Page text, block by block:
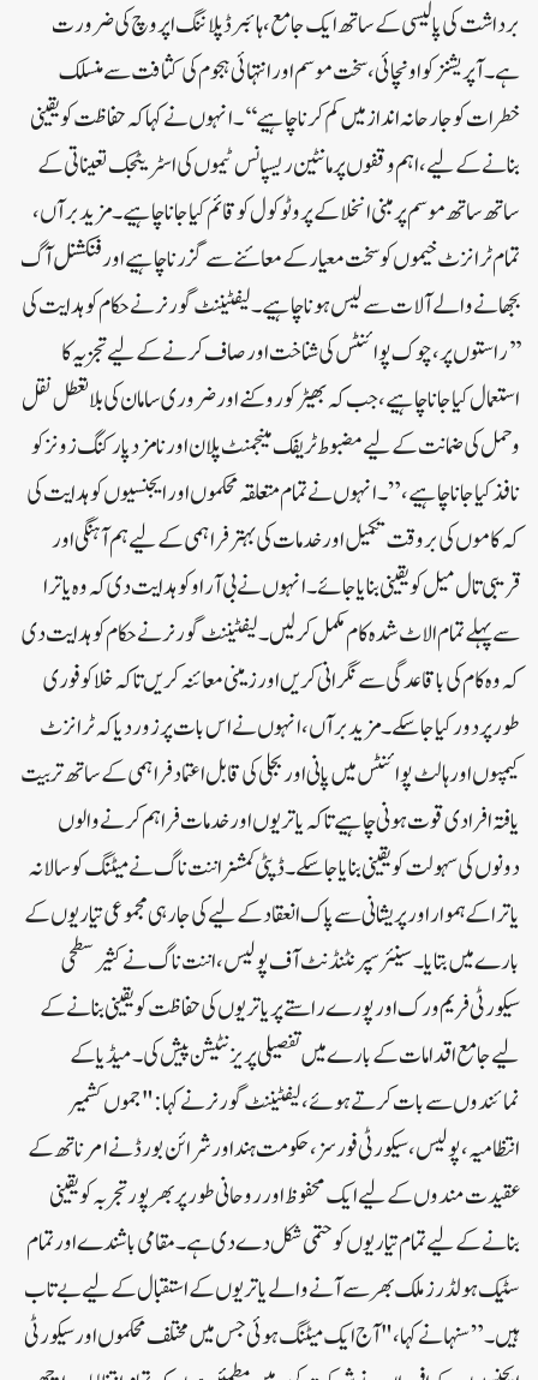
برداشت کی پالیسی کے ساتھ ایک جامع، ہائبرڈ پلاننگ اپروچ کی ضرورت
ہے۔ آپریشنز کو اونچائی، سخت موسم اور انتہائی ہجوم کی کثافت سے منسلک
خطرات کو جارحانہ انداز میں کم کرنا چاہیے‘‘۔انہوں نے کہا کہ حفاظت کو یقینی
بنانے کے لیے، اہم وقفوں پر مانٹین ریسپانس ٹیموں کی اسٹریٹجک تعیناتی کے
ساتھ ساتھ موسم پر مبنی انخلا کے پروٹوکول کو قائم کیا جانا چاہیے۔ مزید برآں،
تمام ٹرانزٹ خیموں کو سخت معیار کے معائنے سے گزرنا چاہیے اور فنکشنل آگ
بجھانے والے آلات سے لیس ہونا چاہیے۔لیفٹیننٹ گورنر نے حکام کو ہدایت کی
’’ راستوں پر، چوک پوائنٹس کی شناخت اور صاف کرنے کے لیے تجزیہ کا
استعمال کیا جانا چاہیے، جب کہ بھیڑ کو روکنے اور ضروری سامان کی بلاتعطل نقل
و حمل کی ضمانت کے لیے مضبوط ٹریفک مینجمنٹ پلان اور نامزد پارکنگ زونز کو
نافذ کیا جانا چاہیے،” ۔انہوں نے تمام متعلقہ محکموں اور ایجنسیوں کو ہدایت کی
کہ کاموں کی بروقت تکمیل اور خدمات کی بہتر فراہمی کے لیے ہم آہنگی اور
قریبی تال میل کو یقینی بنایا جائے۔ انہوں نے بی آر او کو ہدایت دی کہ وہ یاترا
سے پہلے تمام الاٹ شدہ کام مکمل کر لیں۔لیفٹیننٹ گورنر نے حکام کو ہدایت دی
کہ وہ کام کی باقاعدگی سے نگرانی کریں اور زمینی معائنہ کریں تاکہ خلا کو فوری
طور پر دور کیا جا سکے۔ مزید برآں، انہوں نے اس بات پر زور دیا کہ ٹرانزٹ
کیمپوں اور ہالٹ پوائنٹس میں پانی اور بجلی کی قابل اعتماد فراہمی کے ساتھ تربیت
یافتہ افرادی قوت ہونی چاہیے تاکہ یاتریوں اور خدمات فراہم کرنے والوں
دونوں کی سہولت کو یقینی بنایا جا سکے۔ڈپٹی کمشنر اننت ناگ نے میٹنگ کو سالانہ
یاترا کے ہموار اور پریشانی سے پاک انعقاد کے لیے کی جا رہی مجموعی تیاریوں کے
بارے میں بتایا۔سینئر سپرنٹنڈنٹ آف پولیس ، اننت ناگ نے کثیر سطحی
سیکورٹی فریم ورک اور پورے راستے پر یاتریوں کی حفاظت کو یقینی بنانے کے
لیے جامع اقدامات کے بارے میں تفصیلی پریزنٹیشن پیش کی۔میڈیا کے
نمائندوں سے بات کرتے ہوئے، لیفٹیننٹ گورنر نے کہا: "جموں کشمیر
انتظامیہ، پولیس، سیکورٹی فورسز، حکومت ہند اور شرائن بورڈ نے امرناتھ کے
عقیدت مندوں کے لیے ایک محفوظ اور روحانی طور پر بھرپور تجربہ کو یقینی
بنانے کے لیے تمام تیاریوں کو حتمی شکل دے دی ہے۔ مقامی باشندے اور تمام
سٹیک ہولڈرز ملک بھر سے آنے والے یاتریوں کے استقبال کے لیے بے تاب
ہیں۔”سنہا نے کہا، "آج ایک میٹنگ ہوئی جس میں مختلف محکموں اور سیکورٹی